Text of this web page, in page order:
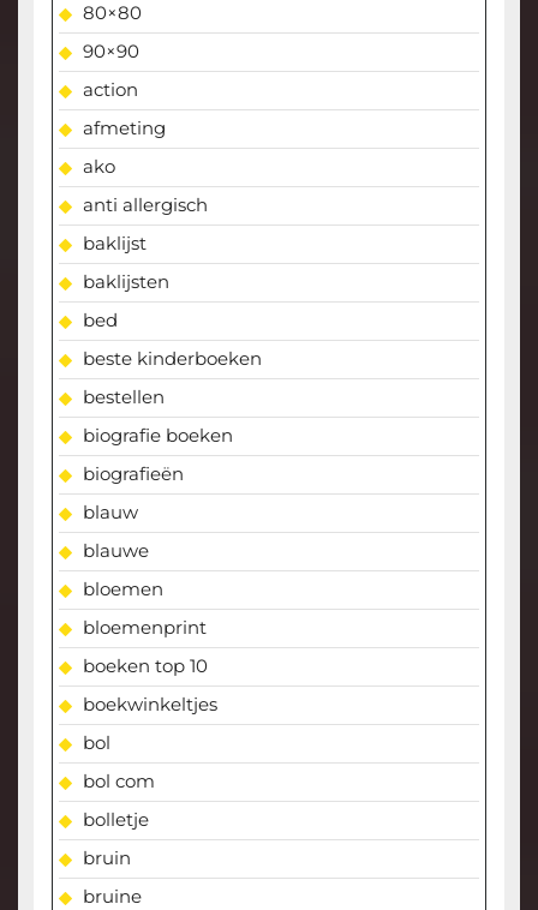
80×80
90×90
action
afmeting
ako
anti allergisch
baklijst
baklijsten
bed
beste kinderboeken
bestellen
biografie boeken
biografieën
blauw
blauwe
bloemen
bloemenprint
boeken top 10
boekwinkeltjes
bol
bol com
bolletje
bruin
bruine